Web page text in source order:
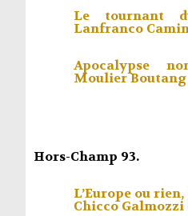
Le tournant
Lanfranco
Apocalypse
Moulier Boutang
Hors-Champ 93.
L’Europe ou
Chicco Galmozzi